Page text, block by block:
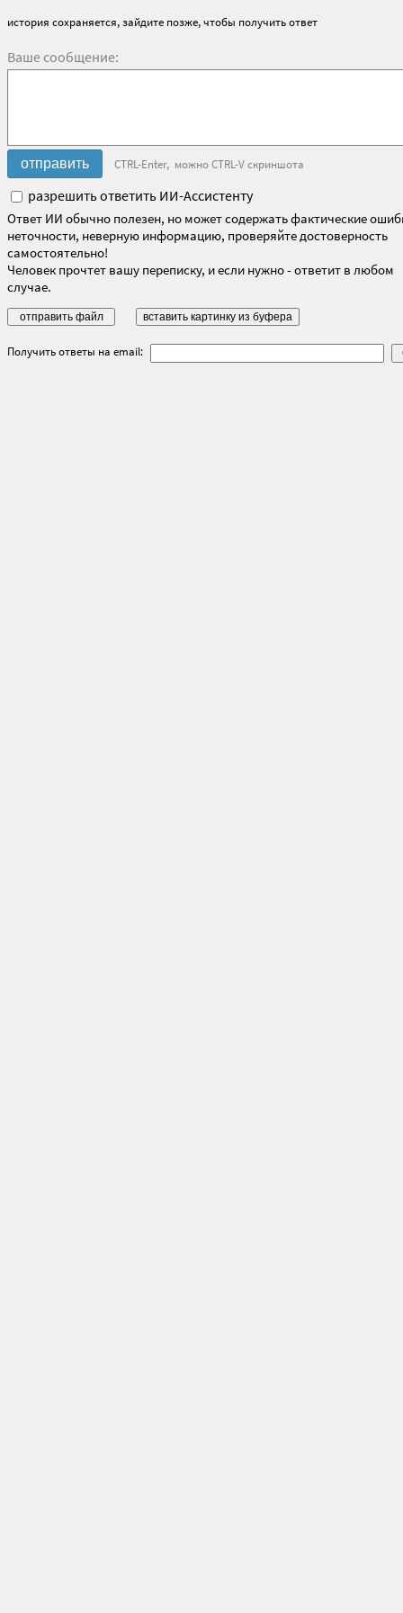
история сохраняется, зайдите позже, чтобы получить ответ
Ваше сообщение:
CTRL-Enter, можно CTRL-V скриншота
разрешить ответить ИИ-Ассистенту
Ответ ИИ обычно полезен, но может содержать фактические
неточности, неверную информацию, проверяйте достоверность
самостоятельно!
Человек прочтет вашу переписку, и если нужно - ответит в любом
случае.
Получить ответы на email: